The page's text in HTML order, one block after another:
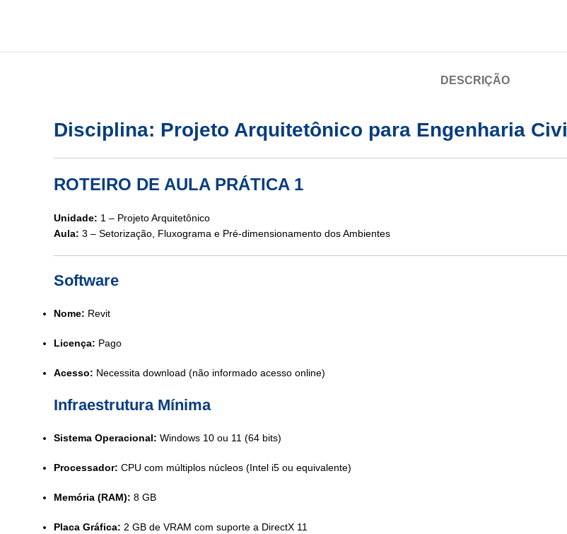
DESCRIÇÃO
Disciplina: Projeto Arquitetônico para Engenharia Civil
ROTEIRO DE AULA PRÁTICA 1
Unidade: 1 – Projeto Arquitetônico
Aula: 3 – Setorização, Fluxograma e Pré-dimensionamento dos Ambientes
Software
Nome: Revit
Licença: Pago
Acesso: Necessita download (não informado acesso online)
Infraestrutura Mínima
Sistema Operacional: Windows 10 ou 11 (64 bits)
Processador: CPU com múltiplos núcleos (Intel i5 ou equivalente)
Memória (RAM): 8 GB
Placa Gráfica: 2 GB de VRAM com suporte a DirectX 11